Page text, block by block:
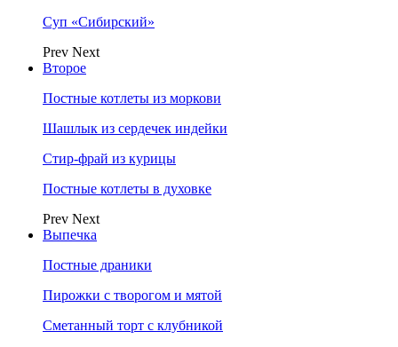
Суп «Сибирский»
Prev Next
Второе
Постные котлеты из моркови
Шашлык из сердечек индейки
Стир-фрай из курицы
Постные котлеты в духовке
Prev Next
Выпечка
Постные драники
Пирожки с творогом и мятой
Сметанный торт с клубникой